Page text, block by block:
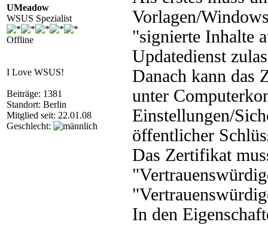
UMeadow
WSUS Spezialist
Offline
I Love WSUS!
Beiträge: 1381
Standort: Berlin
Mitglied seit: 22.01.08
Geschlecht:
Vorlagen/
"signierte Inhalte
Updatedienst
Danach kann das
unter
Einstellungen/
öffentlicher
Das Zertifikat
In den